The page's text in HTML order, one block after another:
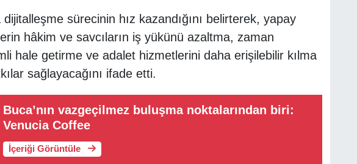
sürecinin hız kazandığını belirterek, yapay
hâkim ve savcıların iş yükünü azaltma, zaman
hale getirme ve adalet hizmetlerini daha erişilebilir kılma
sağlayacağını ifade etti.
Buca’nın vazgeçilmez buluşma noktalarından biri:
Venucia Coffee
İçeriği Görüntüle